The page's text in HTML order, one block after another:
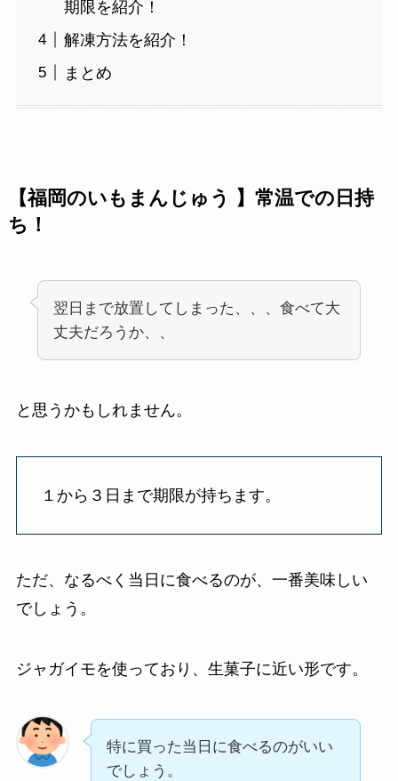
期限を紹介！
解凍方法を紹介！
まとめ
【福岡のいもまんじゅう 】常温での日持
ち！
翌日まで放置してしまった、、、食べて大
丈夫だろうか、、
と思うかもしれません。
１から３日まで期限が持ちます。
ただ、なるべく当日に食べるのが、一番美味しい
でしょう。
ジャガイモを使っており、生菓子に近い形です。
特に買った当日に食べるのがいい
でしょう。